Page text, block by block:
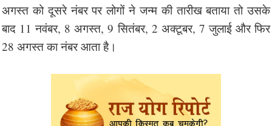
अगस्त को दूसरे नंबर पर लोगों ने जन्म की तारीख बताया तो उसके
बाद 11 नवंबर, 8 अगस्त, 9 सितंबर, 2 अक्टूबर, 7 जुलाई और फिर
28 अगस्त का नंबर आता है।